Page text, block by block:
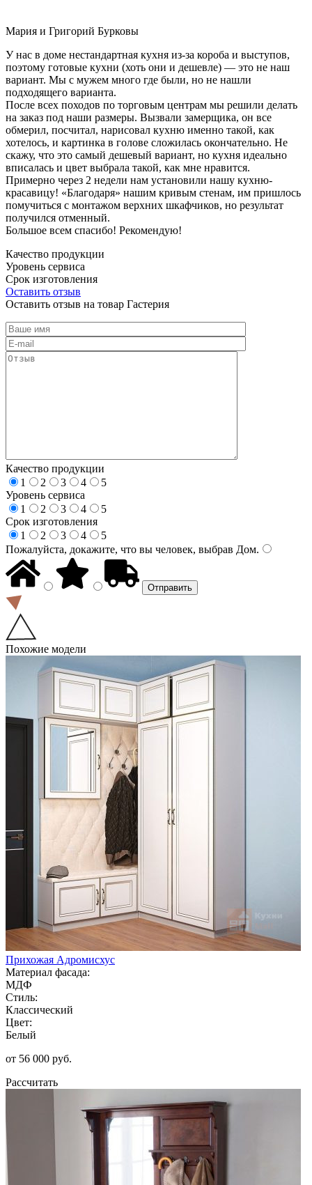
Мария и Григорий Бурковы
У нас в доме нестандартная кухня из-за короба и выступов,
поэтому готовые кухни (хоть они и дешевле) — это не наш
вариант. Мы с мужем много где были, но не нашли
подходящего варианта.
После всех походов по торговым центрам мы решили делать
на заказ под наши размеры. Вызвали замерщика, он все
обмерил, посчитал, нарисовал кухню именно такой, как
хотелось, и картинка в голове сложилась окончательно. Не
скажу, что это самый дешевый вариант, но кухня идеально
вписалась и цвет выбрала такой, как мне нравится.
Примерно через 2 недели нам установили нашу кухню-
красавицу! «Благодаря» нашим кривым стенам, им пришлось
помучиться с монтажом верхних шкафчиков, но результат
получился отменный.
Большое всем спасибо! Рекомендую!
Качество продукции
Уровень сервиса
Срок изготовления
Оставить отзыв
Оставить отзыв на товар Гастерия
Качество продукции
1
2 3 4
5
Уровень сервиса
1
2 3 4
5
Срок изготовления
1
2 3 4
5
Пожалуйста, докажите, что вы человек, выбрав Дом.
Похожие модели
Прихожая Адромисхус
Материал фасада:
МДФ
Стиль:
Классический
Цвет:
Белый
от 56 000 руб.
Рассчитать